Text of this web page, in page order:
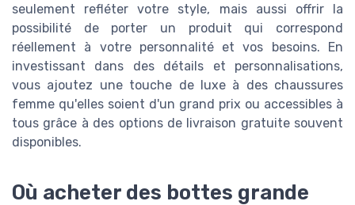
seulement refléter votre style, mais aussi offrir la
possibilité de porter un produit qui correspond
réellement à votre personnalité et vos besoins. En
investissant dans des détails et personnalisations,
vous ajoutez une touche de luxe à des chaussures
femme qu'elles soient d'un grand prix ou accessibles à
tous grâce à des options de livraison gratuite souvent
disponibles.
Où acheter des bottes grande